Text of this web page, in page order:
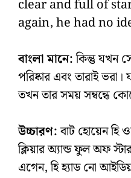
clear and full of
again, he had no
বাংলা মানে:কিন্তু যখন
পরিষ্কার এবং তারাই
তখন তার সময় সম্বন্ধে
উচ্চারণ:বাট হোয়েন হি
ক্লিয়ার অ্যান্ড ফুল অফ
এগেন, হি হ্যাড নো